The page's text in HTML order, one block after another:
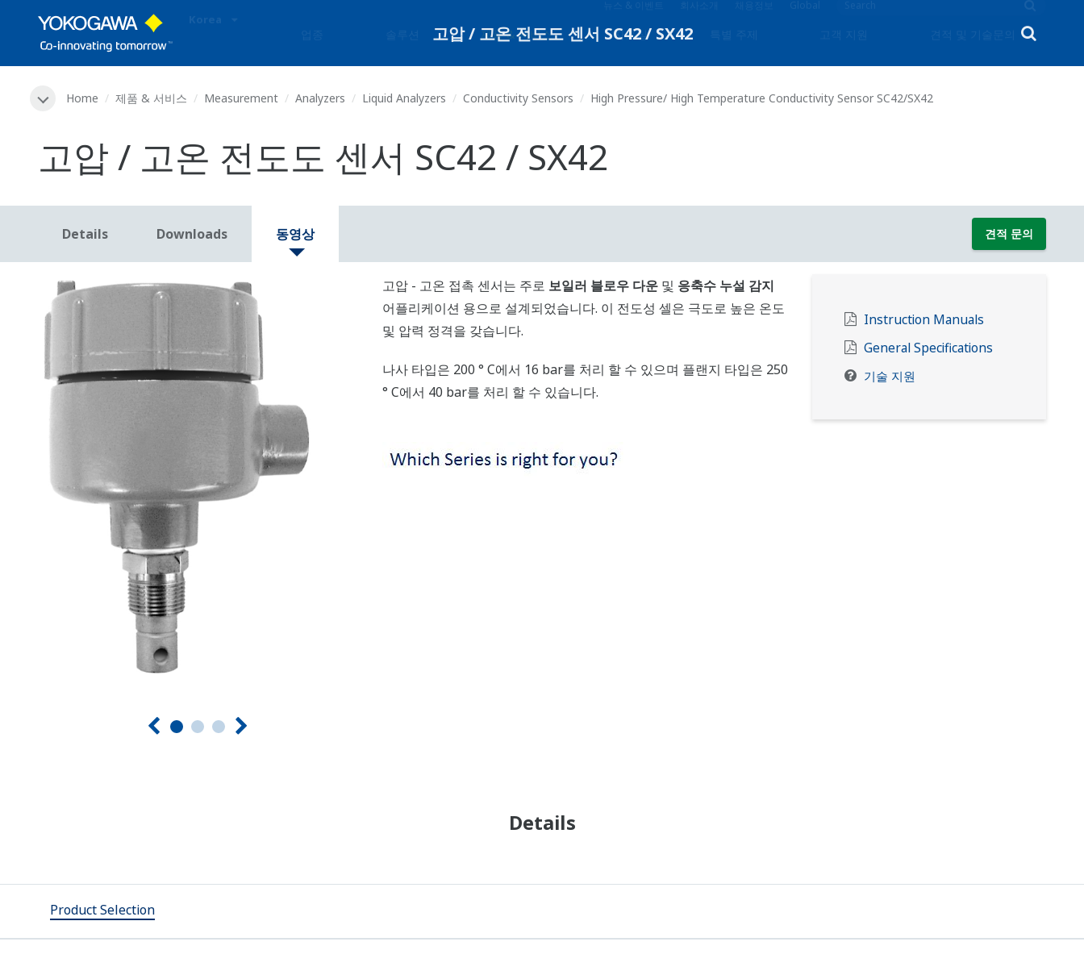
Home 제품 & 서비스 Measurement Analyzers Liquid Analyzers Conductivity Sensors High Pressure/ High Temperature Conductivity Sensor SC42/SX42
고압 / 고온 전도도 센서 SC42 / SX42
Details Downloads 동영상 견적 문의
Instruction Manuals
General Specifications
기술 지원
고압 - 고온 접촉 센서는 주로 보일러 블로우 다운 및 응축수 누설 감지
어플리케이션 용으로 설계되었습니다. 이 전도성 셀은 극도로 높은 온도
및 압력 정격을 갖습니다.
나사 타입은 200 ° C에서 16 bar를 처리 할 수 있으며 플랜지 타입은 250
° C에서 40 bar를 처리 할 수 있습니다.
Details
Product Selection